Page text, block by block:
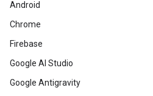
Android
Chrome
Firebase
Google AI Studio
Google Antigravity